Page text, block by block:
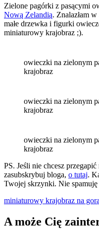
Zielone pagórki z pasącymi
Nową Zelandią. Znalazłam
małe drzewka i figurki
miniaturowy krajobraz ;).
owieczki na zielonym
krajobraz
owieczki na zielonym
krajobraz
owieczki na zielonym
krajobraz
PS. Jeśli nie chcesz
zasubskrybuj bloga, o tutaj.
Twojej skrzynki. Nie spamuję
miniaturowy krajobraz na
A może Cię